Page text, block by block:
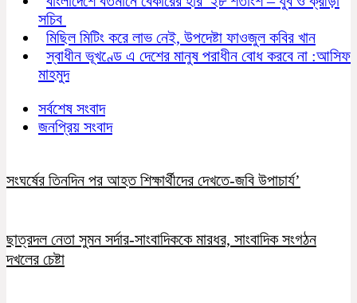
সচিব
মিছিল মিটিং করে লাভ নেই, উপদেষ্টা ফাওজুল কবির খান
স্বাধীন ভূখণ্ডে এ দেশের মানুষ পরাধীন বোধ করবে না :আসিফ
মাহমুদ
সর্বশেষ সংবাদ
জনপ্রিয় সংবাদ
সংঘর্ষের তিনদিন পর আহত শিক্ষার্থীদের দেখতে-জবি উপাচার্য’
ছাত্রদল নেতা সুমন সর্দার-সাংবাদিককে মারধর, সাংবাদিক সংগঠন
দখলের চেষ্টা